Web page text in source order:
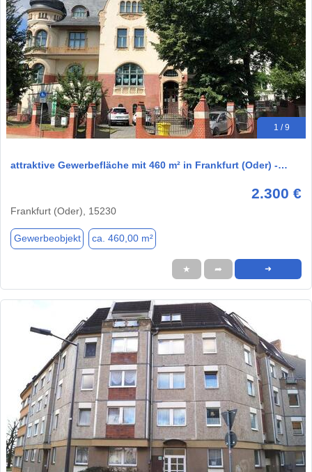
1 / 9
attraktive Gewerbefläche mit 460 m² in Frankfurt (Oder) -…
2.300 €
Frankfurt (Oder), 15230
Gewerbeobjekt ca. 460,00 m²
★ ➦ ➜